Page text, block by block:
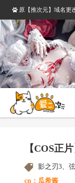
原【推次元】域名更
【COS正
影之刃3、
cn：瓜希酱